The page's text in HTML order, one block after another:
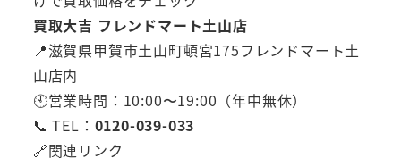
買取大吉 フレンドマート土山店
📍滋賀県甲賀市土山町頓宮175フレンドマート土
山店内
🕙営業時間：10:00〜19:00（年中無休）
📞 TEL： 0120-039-033
🔗関連リンク